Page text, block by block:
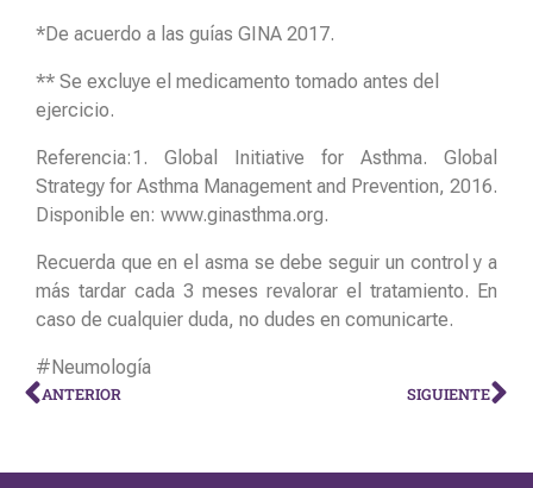
*De acuerdo a las guías GINA 2017.
** Se excluye el medicamento tomado antes del
ejercicio.
Referencia:1. Global Initiative for Asthma. Global
Strategy for Asthma Management and Prevention, 2016.
Disponible en: www.ginasthma.org.
Recuerda que en el asma se debe seguir un control y a
más tardar cada 3 meses revalorar el tratamiento. En
caso de cualquier duda, no dudes en comunicarte.
#Neumología
ANTERIOR SIGUIENTE